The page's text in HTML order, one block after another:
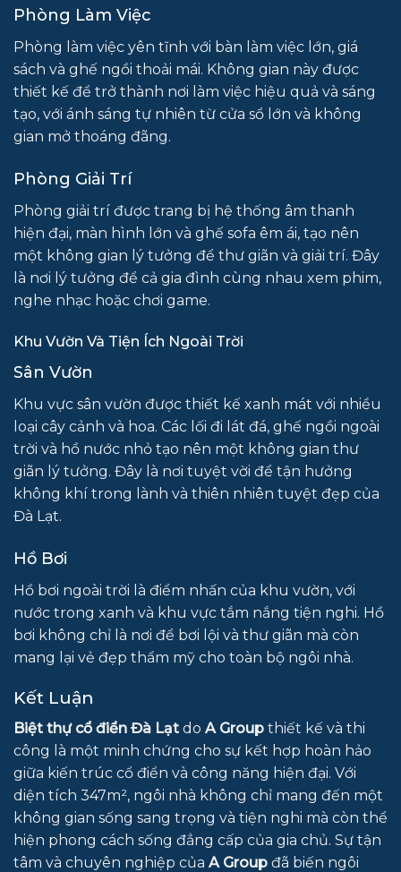
Phòng Làm Việc
Phòng làm việc yên tĩnh với bàn làm việc lớn, giá
sách và ghế ngồi thoải mái. Không gian này được
thiết kế để trở thành nơi làm việc hiệu quả và sáng
tạo, với ánh sáng tự nhiên từ cửa sổ lớn và không
gian mở thoáng đãng.
Phòng Giải Trí
Phòng giải trí được trang bị hệ thống âm thanh
hiện đại, màn hình lớn và ghế sofa êm ái, tạo nên
một không gian lý tưởng để thư giãn và giải trí. Đây
là nơi lý tưởng để cả gia đình cùng nhau xem phim,
nghe nhạc hoặc chơi game.
Khu Vườn Và Tiện Ích Ngoài Trời
Sân Vườn
Khu vực sân vườn được thiết kế xanh mát với nhiều
loại cây cảnh và hoa. Các lối đi lát đá, ghế ngồi ngoài
trời và hồ nước nhỏ tạo nên một không gian thư
giãn lý tưởng. Đây là nơi tuyệt vời để tận hưởng
không khí trong lành và thiên nhiên tuyệt đẹp của
Đà Lạt.
Hồ Bơi
Hồ bơi ngoài trời là điểm nhấn của khu vườn, với
nước trong xanh và khu vực tắm nắng tiện nghi. Hồ
bơi không chỉ là nơi để bơi lội và thư giãn mà còn
mang lại vẻ đẹp thẩm mỹ cho toàn bộ ngôi nhà.
Kết Luận
Biệt thự cổ điển Đà Lạt do A Group thiết kế và thi
công là một minh chứng cho sự kết hợp hoàn hảo
giữa kiến trúc cổ điển và công năng hiện đại. Với
diện tích 347m², ngôi nhà không chỉ mang đến một
không gian sống sang trọng và tiện nghi mà còn thể
hiện phong cách sống đẳng cấp của gia chủ. Sự tận
tâm và chuyên nghiệp của A Group đã biến ngôi